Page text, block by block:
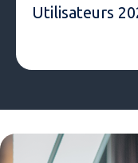
Utilisateurs